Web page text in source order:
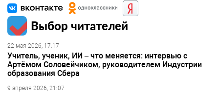
Выбор читателей
22 мая 2026, 17:17
Учитель, ученик, ИИ – что меняется: интервью с
Артёмом Соловейчиком, руководителем Индустрии
образования Сбера
9 апреля 2026, 21:07